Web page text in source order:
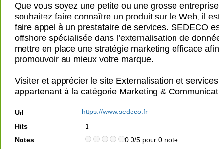
Que vous soyez une petite ou une grosse
souhaitez faire connaître un produit sur le Web, il
faire appel à un prestataire de services. SEDECO
offshore spécialisée dans l’externalisation de
mettre en place une stratégie marketing efficace
promouvoir au mieux votre marque.
Visiter et apprécier le site Externalisation et
appartenant à la catégorie Marketing &
Url
https://www.sedeco.fr
Hits
1
Notes
0.0/5 pour 0 note